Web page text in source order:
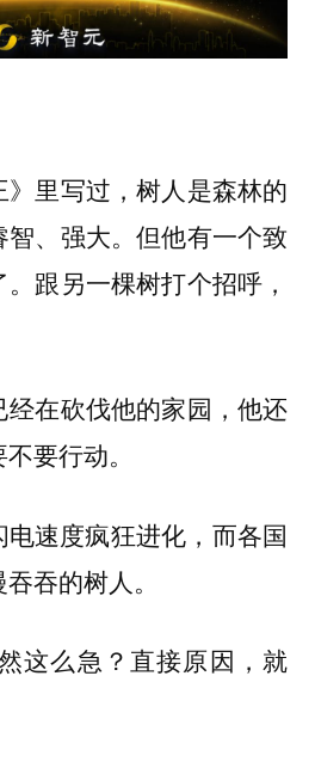
里写过，树人是森林的
、强大。但他有一个致
跟另一棵树打个招呼，
经在砍伐他的家园，他还
要行动。
速度疯狂进化，而各国
吞的树人。
这么急？直接原因，就